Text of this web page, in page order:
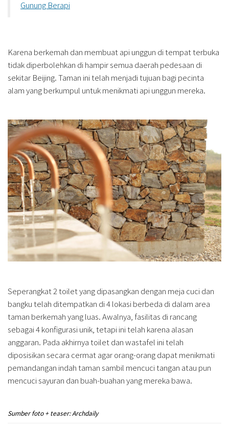
Gunung Berapi
Karena berkemah dan membuat api unggun di tempat terbuka
tidak diperbolehkan di hampir semua daerah pedesaan di
sekitar Beijing. Taman ini telah menjadi tujuan bagi pecinta
alam yang berkumpul untuk menikmati api unggun mereka.
Seperangkat 2 toilet yang dipasangkan dengan meja cuci dan
bangku telah ditempatkan di 4 lokasi berbeda di dalam area
taman berkemah yang luas. Awalnya, fasilitas di rancang
sebagai 4 konfigurasi unik, tetapi ini telah karena alasan
anggaran. Pada akhirnya toilet dan wastafel ini telah
diposisikan secara cermat agar orang-orang dapat menikmati
pemandangan indah taman sambil mencuci tangan atau pun
mencuci sayuran dan buah-buahan yang mereka bawa.
Sumber foto + teaser: Archdaily